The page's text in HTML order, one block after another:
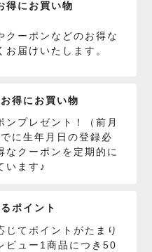
得にお買い物
クーポンなどのお得な
お届けいたします。
得にお買い物
ンプレゼント！（前月
に生年月日の登録必
なクーポンを定期的に
います♪
ポイント
じてポイントがたまり
ビュー1商品につき50